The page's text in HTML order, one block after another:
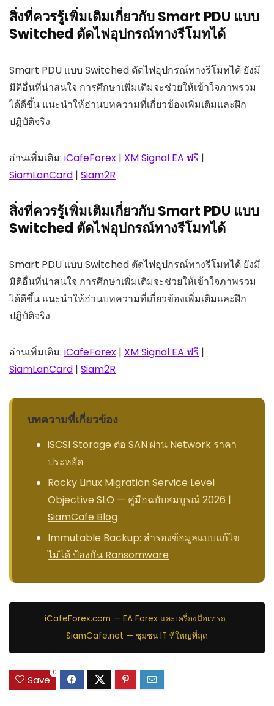
สิ่งที่ควรรู้เพิ่มเติมเกี่ยวกับ Smart PDU แบบ
Switched ตัดไฟอุปกรณ์ทางรีโมทได้
Smart PDU แบบ Switched ตัดไฟอุปกรณ์ทางรีโมทได้ ยังมี
มิติอื่นที่น่าสนใจ การศึกษาเพิ่มเติมจะช่วยให้เข้าใจภาพรวม
ได้ดีขึ้น แนะนำให้อ่านบทความที่เกี่ยวข้องเพิ่มเติมและฝึก
ปฏิบัติจริง
อ่านเพิ่มเติม: iCafeForex | XM Signal EA ฟรี |
SiamLanCard | Siam2R
สิ่งที่ควรรู้เพิ่มเติมเกี่ยวกับ Smart PDU แบบ
Switched ตัดไฟอุปกรณ์ทางรีโมทได้
Smart PDU แบบ Switched ตัดไฟอุปกรณ์ทางรีโมทได้ ยังมี
มิติอื่นที่น่าสนใจ การศึกษาเพิ่มเติมจะช่วยให้เข้าใจภาพรวม
ได้ดีขึ้น แนะนำให้อ่านบทความที่เกี่ยวข้องเพิ่มเติมและฝึก
ปฏิบัติจริง
อ่านเพิ่มเติม: iCafeForex | XM Signal EA ฟรี |
SiamLanCard | Siam2R
บทความที่เกี่ยวข้อง
iSCSI Storage ต่อ SAN ผ่าน Network ราคา
ประหยัด
Rocky Linux Migration Service Level
Objective SLO — คู่มือฉบับสมบูรณ์ 2026 |
SiamCafe Blog
Immutable Backup: สำรองข้อมูลแบบแก้ไข
ไม่ได้ ป้องกัน Ransomware
iCafeForex.com — EA Forex และเครื่องมือเทรด ·
SiamCafe.net — ชุมชน IT ที่ใหญ่ที่สุด
Save
0